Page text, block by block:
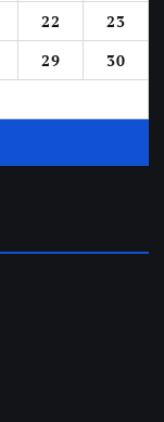
22
23
29
30